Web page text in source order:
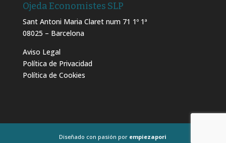
Ojeda Economistes SLP
Sant Antoni Maria Claret num 71 1º 1ª
08025 – Barcelona
Aviso Legal
Política de Privacidad
Política de Cookies
Diseñado con pasión por empiezapori